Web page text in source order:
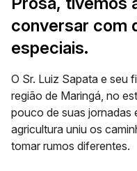
conversar com
especiais.
O Sr. Luiz Sapata e seu
região de Maringá, no
pouco de suas jornadas
agricultura uniu os
tomar rumos diferentes.